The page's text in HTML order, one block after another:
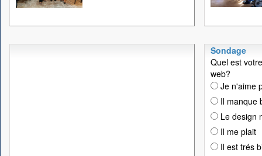
Sondage
Quel est
web?
Je n'aime
Il manque
Le design
Il me plait
Il est trés